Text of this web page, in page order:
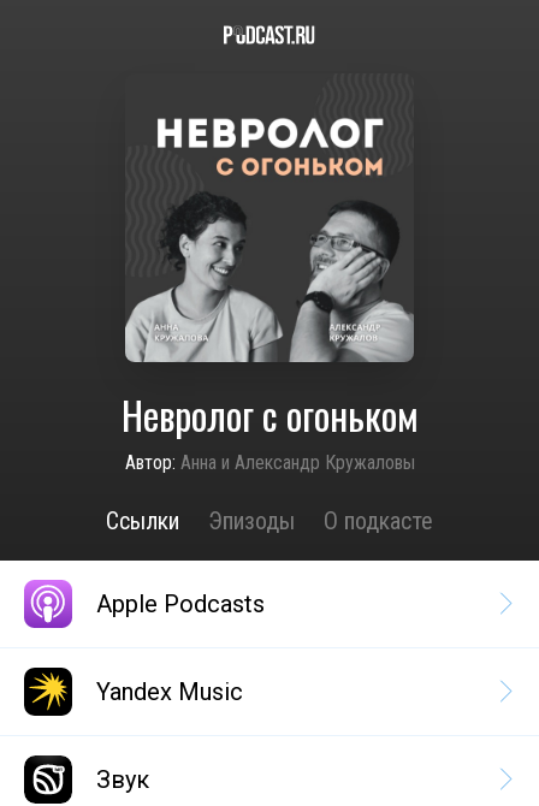
Невролог с огоньком
Автор: Анна и Александр Кружаловы
Ссылки Эпизоды О подкасте
Apple Podcasts
Yandex Music
Звук